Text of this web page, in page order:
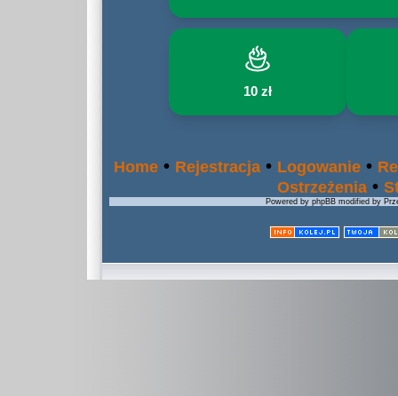
10 zł
Home • Rejestracja • Logowanie •
Ostrzeżenia •
Powered by phpBB modified by